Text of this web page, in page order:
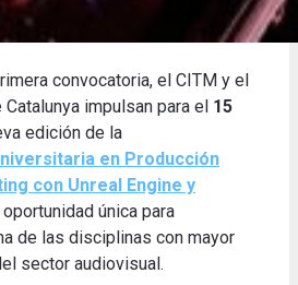
convocatoria, el CITM y el
impulsan para el 15
edición de la
en Producción
con Unreal Engine y
oportunidad única para
de las disciplinas con mayor
sector audiovisual.